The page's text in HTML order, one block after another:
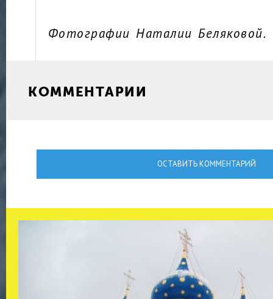
Фотографии Наталии Беляковой.
КОММЕНТАРИИ
ОСТАВИТЬ КОММЕНТАРИЙ